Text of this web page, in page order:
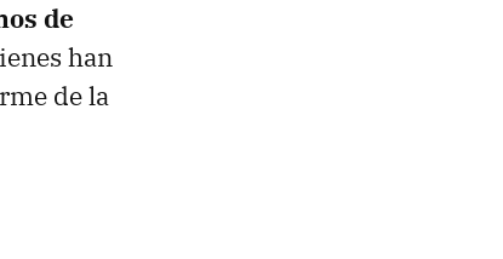
de
han
de la